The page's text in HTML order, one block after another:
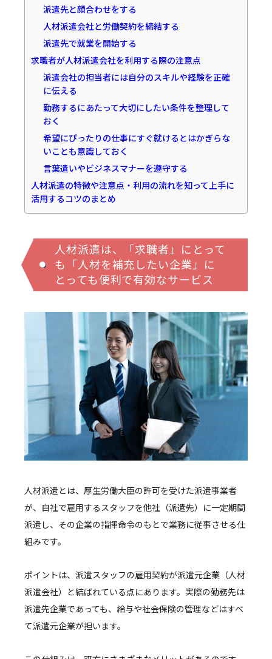
派遣先と顔合わせをする
人材派遣会社と労働契約を締結する
派遣先で就業を開始する
求職者が人材派遣会社を利用する際の注意点
派遣会社の担当者には自分のスキルや経験を正確
に伝える
勤務するにあたって大切にしたい条件を整理して
おく
希望にぴったりの仕事にすぐ就けるとはかぎらな
いことも意識しておく
言葉遣いやビジネスマナーを遵守する
人材派遣の特徴や注意点・利用の流れを知って上手に
活用するコツのまとめ
人材派遣は、「求職者」にとって
も「人材を補充したい企業」に
とっても便利で有効なサービス
人材派遣とは、厚生労働大臣の許可を受けた派遣事業者
が、自社で雇用するスタッフを他社（派遣先）に一定期間
派遣し、その企業の指揮命令のもとで業務に従事させる仕
組みです。
ポイントは、派遣スタッフの雇用契約が派遣元企業（人材
派遣会社）と結ばれている点にあります。実際の勤務先は
派遣先企業であっても、給与や社会保険の管理などはすべ
て派遣元企業が担います。